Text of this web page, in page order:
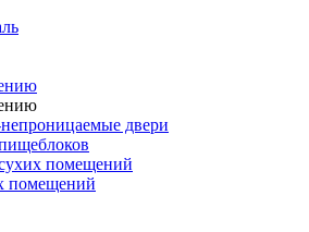
двери
помещений
помещений